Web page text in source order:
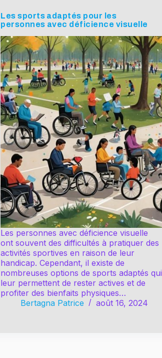
Les sports adaptés pour les
personnes avec déficience visuelle
Les personnes avec déficience visuelle
ont souvent des difficultés à pratiquer des
activités sportives en raison de leur
handicap. Cependant, il existe de
nombreuses options de sports adaptés qui
leur permettent de rester actives et de
profiter des bienfaits physiques…
Bertagna Patrice
août 16, 2024